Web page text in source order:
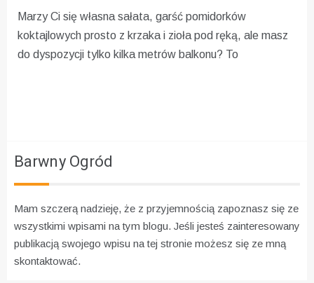
Marzy Ci się własna sałata, garść pomidorków
koktajlowych prosto z krzaka i zioła pod ręką, ale masz
do dyspozycji tylko kilka metrów balkonu? To
Barwny Ogród
Mam szczerą nadzieję, że z przyjemnością zapoznasz się ze
wszystkimi wpisami na tym blogu. Jeśli jesteś zainteresowany
publikacją swojego wpisu na tej stronie możesz się ze mną
skontaktować.